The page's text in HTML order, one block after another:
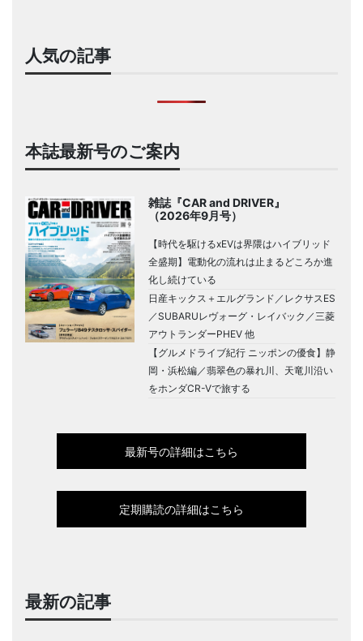
人気の記事
本誌最新号のご案内
雑誌『CAR and DRIVER』
（2026年9月号）
【時代を駆けるxEVは界隈はハイブリッド
全盛期】電動化の流れは止まるどころか進
化し続けている
日産キックス＋エルグランド／レクサスES
／SUBARUレヴォーグ・レイバック／三菱
アウトランダーPHEV 他
【グルメドライブ紀行 ニッポンの優食】静
岡・浜松編／翡翠色の暴れ川、天竜川沿い
をホンダCR-Vで旅する
最新号の詳細はこちら
定期購読の詳細はこちら
最新の記事